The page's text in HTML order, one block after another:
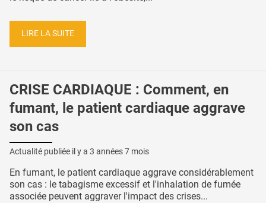
LIRE LA SUITE
CRISE CARDIAQUE : Comment, en
fumant, le patient cardiaque aggrave
son cas
Actualité publiée il y a 3 années 7 mois
En fumant, le patient cardiaque aggrave considérablement
son cas : le tabagisme excessif et l'inhalation de fumée
associée peuvent aggraver l'impact des crises...